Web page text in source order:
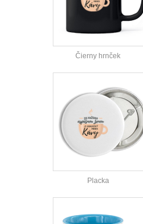
Čierny hrnček
Placka